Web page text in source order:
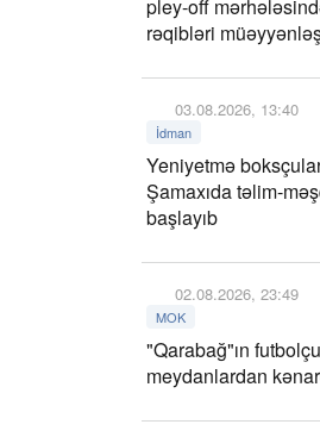
pley-off
rəqibləri
03.08.2026, 13:40
İdman
Yeniyetmə
Şamaxıda təlim-
başlayıb
02.08.2026, 23:49
MOK
"Qarabağ"ın
meydanlardan